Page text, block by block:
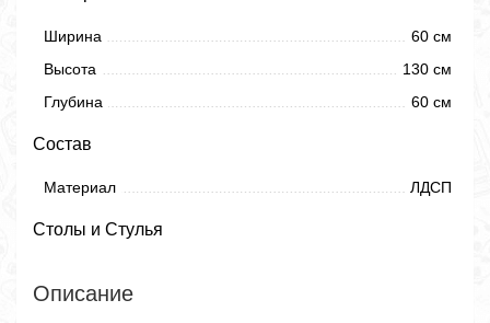
Ширина
60 см
Высота
130 см
Глубина
60 см
Состав
Материал ЛДСП
Столы и Стулья
Описание